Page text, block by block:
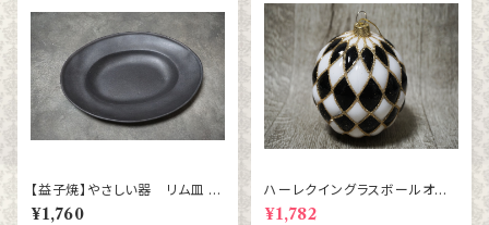
【益子焼】やさしい器 リム皿 楕
円（小）ブロンズ黒マット
¥1,760
ハーレクイングラスボールオー
ナメント BL/WH チェック
¥1,782